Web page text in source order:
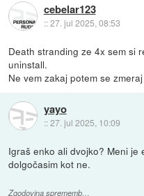
cebelar123
::27. jul 2025, 08:53
Death stranding ze 4x sem si
uninstall.
Ne vem zakaj potem se
yayo
::27. jul 2025, 10:09
Igraš enko ali dvojko? Meni
dolgočasim kot ne.
Zgodovina sprememb…